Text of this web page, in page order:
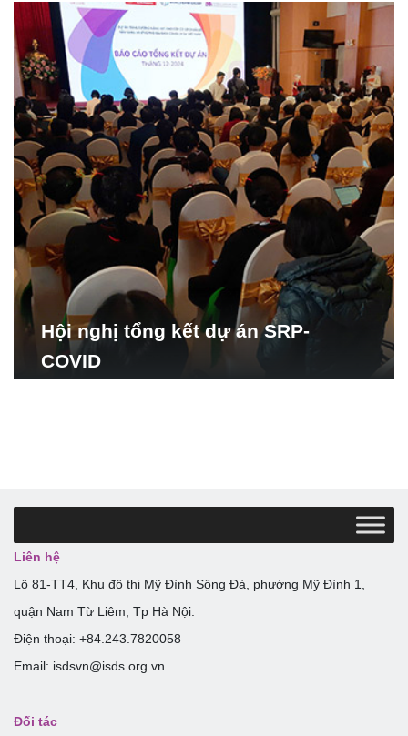
Hội nghị tổng kết dự án SRP-
COVID
Liên hệ
Lô 81-TT4, Khu đô thị Mỹ Đình Sông Đà, phường Mỹ Đình 1,
quận Nam Từ Liêm, Tp Hà Nội.
Điện thoại: +84.243.7820058
Email: isdsvn@isds.org.vn
Đối tác